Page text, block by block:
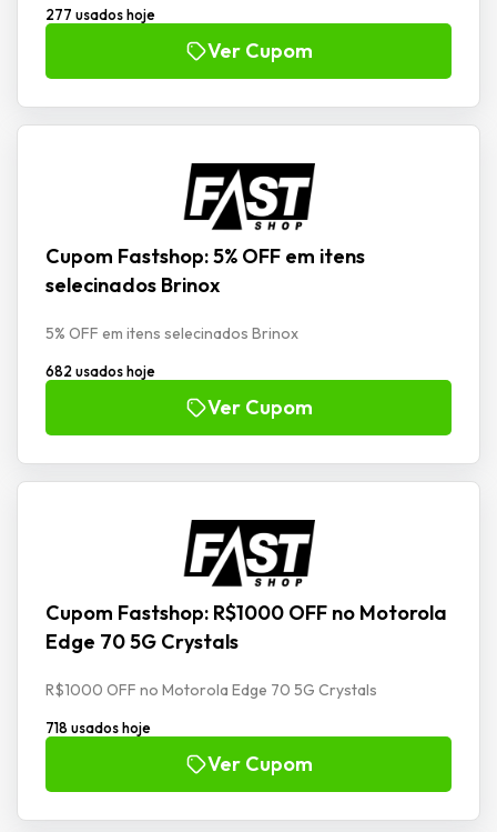
277 usados hoje
Ver Cupom
Cupom Fastshop: 5% OFF em itens
selecinados Brinox
5% OFF em itens selecinados Brinox
682 usados hoje
Ver Cupom
Cupom Fastshop: R$1000 OFF no Motorola
Edge 70 5G Crystals
R$1000 OFF no Motorola Edge 70 5G Crystals
718 usados hoje
Ver Cupom